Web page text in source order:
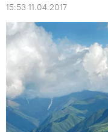
15:53 11.04.2017